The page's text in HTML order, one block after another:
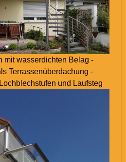
mit wasserdichten Belag -
Terrassenüberdachung -
und Laufsteg